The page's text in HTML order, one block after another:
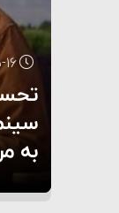
۶:۰۵
به
هر